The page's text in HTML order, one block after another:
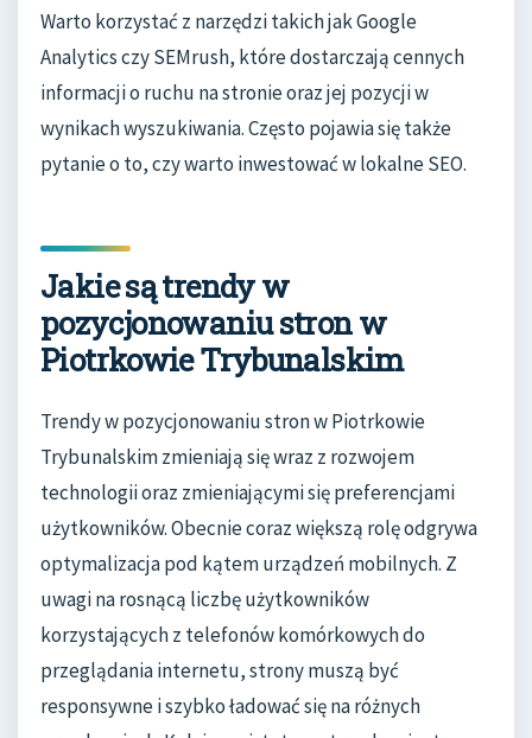
Warto korzystać z narzędzi takich jak Google
Analytics czy SEMrush, które dostarczają cennych
informacji o ruchu na stronie oraz jej pozycji w
wynikach wyszukiwania. Często pojawia się także
pytanie o to, czy warto inwestować w lokalne SEO.
Jakie są trendy w
pozycjonowaniu stron w
Piotrkowie Trybunalskim
Trendy w pozycjonowaniu stron w Piotrkowie
Trybunalskim zmieniają się wraz z rozwojem
technologii oraz zmieniającymi się preferencjami
użytkowników. Obecnie coraz większą rolę odgrywa
optymalizacja pod kątem urządzeń mobilnych. Z
uwagi na rosnącą liczbę użytkowników
korzystających z telefonów komórkowych do
przeglądania internetu, strony muszą być
responsywne i szybko ładować się na różnych